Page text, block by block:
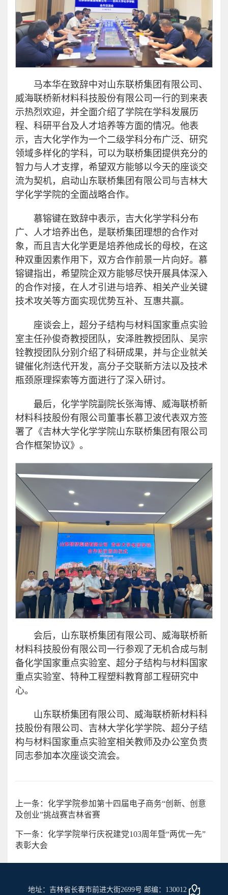
马本华在致辞中对山东联桥集团有限公司、
威海联桥新材料科技股份有限公司一行的到来表
示热烈欢迎，并全面介绍了学院在学科发展历
程、科研平台及人才培养等方面的情况。他表
示，吉大化学作为一个二级学科分布广泛、研究
领域多样化的学科，可以为联桥集团提供充分的
智力与人才支撑，希望双方能够以今天的座谈交
流为契机，启动山东联桥集团有限公司与吉林大
学化学学院的全面战略合作。
慕镕键在致辞中表示，吉大化学学科分布
广、人才培养出色，是联桥集团理想的合作对
象，而且吉大化学更是培养他成长的母校，在这
种双重因素作用下，双方合作前景一片向好。慕
镕键指出，希望院企双方能够尽快开展具体深入
的合作对接，在人才引进与培养、相关产业关键
技术攻关等方面实现优势互补、互惠共赢。
座谈会上，超分子结构与材料国家重点实验
室主任孙俊奇教授团队，安泽胜教授团队、吴宗
铨教授团队分别介绍了科研成果，并与企业就关
键催化剂迭代开发，高分子交联新方法以及技术
瓶颈原理探索等方面进行了深入研讨。
最后，化学学院副院长张海博、威海联桥新
材料科技股份有限公司董事长慕卫波代表双方签
署了《吉林大学化学学院山东联桥集团有限公司
合作框架协议》。
会后，山东联桥集团有限公司、威海联桥新
材料科技股份有限公司一行参观了无机合成与制
备化学国家重点实验室、超分子结构与材料国家
重点实验室、特种工程塑料教育部工程研究中
心。
山东联桥集团有限公司、威海联桥新材料科
技股份有限公司、吉林大学化学学院、超分子结
构与材料国家重点实验室相关教师及办公室负责
同志参加本次座谈交流会。
上一条：化学学院参加第十四届电子商务“创新、创意
及创业”挑战赛吉林省赛
下一条：化学学院举行庆祝建党103周年暨“两优一先”
表彰大会
地址：吉林省长春市前进大街2699号 邮编：130012